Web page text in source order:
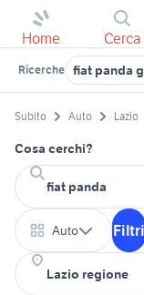
Home Cerca
Ricerche fiat panda
Subito Auto Lazio
Cosa cerchi?
Auto Filtri